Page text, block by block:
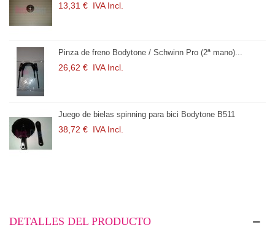
13,31 € IVA Incl.
Pinza de freno Bodytone / Schwinn Pro (2ª mano)...
26,62 € IVA Incl.
Juego de bielas spinning para bici Bodytone B511
38,72 € IVA Incl.
DETALLES DEL PRODUCTO